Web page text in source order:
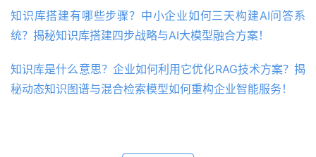
知识库搭建有哪些步骤？中小企业如何三天构建AI问答系
统？揭秘知识库搭建四步战略与AI大模型融合方案！
知识库是什么意思？企业如何利用它优化RAG技术方案？揭
秘动态知识图谱与混合检索模型如何重构企业智能服务！